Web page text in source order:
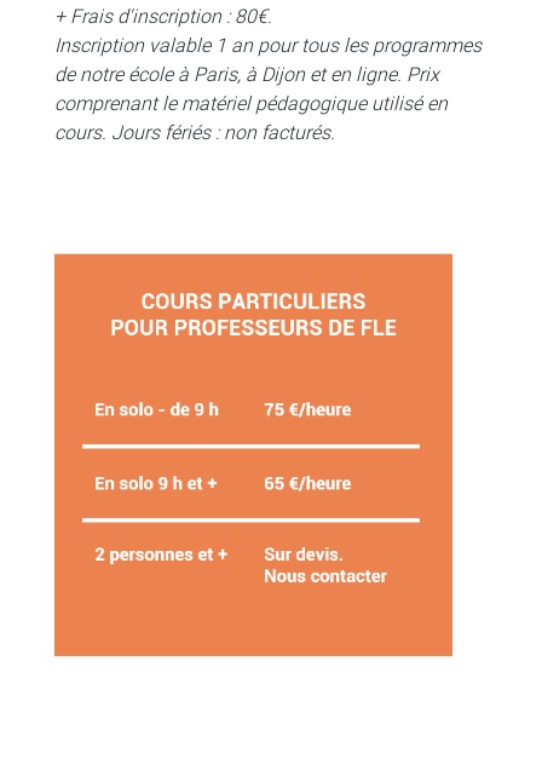
+ Frais d'inscription : 80€.
Inscription valable 1 an pour tous les programmes
de notre école à Paris, à Dijon et en ligne. Prix
comprenant le matériel pédagogique utilisé en
cours. Jours fériés : non facturés.